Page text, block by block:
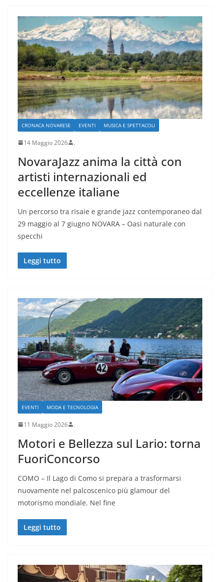
CRONACA NOVARESE EVENTI MUSICA E SPETTACOLI
14 Maggio 2026 .
NovaraJazz anima la città con
artisti internazionali ed
eccellenze italiane
Un percorso tra risaie e grande jazz contemporaneo dal
29 maggio al 7 giugno NOVARA – Oasi naturale con
specchi
Leggi tutto
EVENTI MODA E TECNOLOGIA
11 Maggio 2026 .
Motori e Bellezza sul Lario: torna
FuoriConcorso
COMO – Il Lago di Como si prepara a trasformarsi
nuovamente nel palcoscenico più glamour del
motorismo mondiale. Nel fine
Leggi tutto